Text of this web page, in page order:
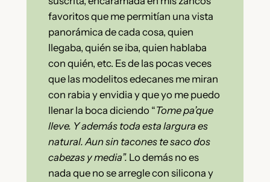
favoritos que me permitían una vista
panorámica de cada cosa, quien
llegaba, quién se iba, quien hablaba
con quién, etc. Es de las pocas veces
que las modelitos edecanes me miran
con rabia y envidia y que yo me puedo
llenar la boca diciendo “Tome pa’que
lleve. Y además toda esta largura es
natural. Aun sin tacones te saco dos
cabezas y media”. Lo demás no es
nada que no se arregle con silicona y